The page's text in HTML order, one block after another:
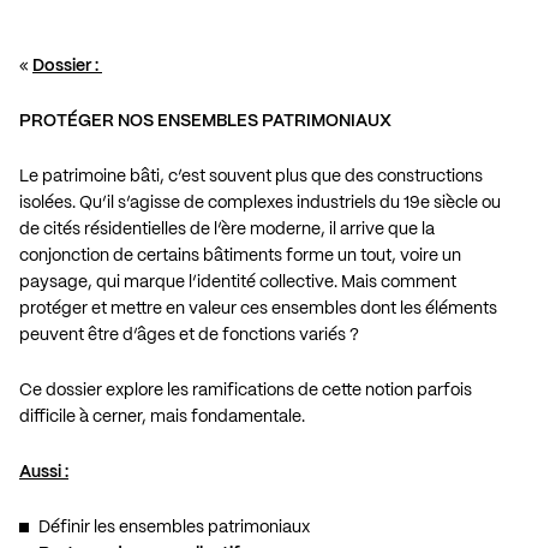
« Dossier :
PROTÉGER NOS ENSEMBLES PATRIMONIAUX
Le patrimoine bâti, c’est souvent plus que des constructions
isolées. Qu’il s’agisse de complexes industriels du 19e siècle ou
de cités résidentielles de l’ère moderne, il arrive que la
conjonction de certains bâtiments forme un tout, voire un
paysage, qui marque l’identité collective. Mais comment
protéger et mettre en valeur ces ensembles dont les éléments
peuvent être d’âges et de fonctions variés ?
Ce dossier explore les ramifications de cette notion parfois
difficile à cerner, mais fondamentale.
Aussi :
Définir les ensembles patrimoniaux